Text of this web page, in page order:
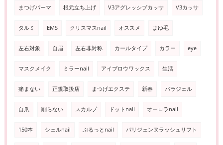
まつげパーマ 根元立ち上げ V3アグレッシブカッサ V3カッサ
タルミ EMS クリスマスnail オススメ まゆ毛
左右対象 自眉 左右非対称 カールタイプ カラー eye
マスクメイク ミラーnail アイブロウワックス 生活
痛まない 正規取扱店 まつげエクステ 新春 パラジェル
自爪 削らない スカルプ ドットnail オーロラnail
150本 シェルnail ぷるっとnail パリジェンヌラッシュリフト